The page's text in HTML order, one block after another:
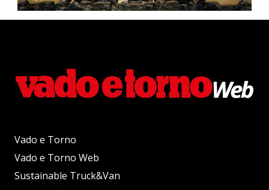
Vado e Torno
Vado e Torno Web
Sustainable Truck&Van